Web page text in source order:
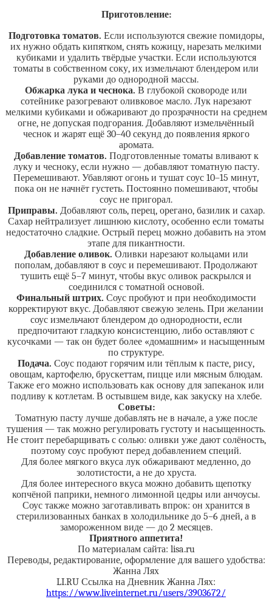
Приготовление:
Подготовка томатов. Если используются свежие помидоры,
их нужно обдать кипятком, снять кожицу, нарезать мелкими
кубиками и удалить твёрдые участки. Если используются
томаты в собственном соку, их измельчают блендером или
руками до однородной массы.
Обжарка лука и чеснока. В глубокой сковороде или
сотейнике разогревают оливковое масло. Лук нарезают
мелкими кубиками и обжаривают до прозрачности на среднем
огне, не допуская подгорания. Добавляют измельчённый
чеснок и жарят ещё 30–40 секунд до появления яркого
аромата.
Добавление томатов. Подготовленные томаты вливают к
луку и чесноку, если нужно — добавляют томатную пасту.
Перемешивают. Убавляют огонь и тушат соус 10–15 минут,
пока он не начнёт густеть. Постоянно помешивают, чтобы
соус не пригорал.
Приправы. Добавляют соль, перец, орегано, базилик и сахар.
Сахар нейтрализует лишнюю кислоту, особенно если томаты
недостаточно сладкие. Острый перец можно добавить на этом
этапе для пикантности.
Добавление оливок. Оливки нарезают кольцами или
пополам, добавляют в соус и перемешивают. Продолжают
тушить ещё 5–7 минут, чтобы вкус оливок раскрылся и
соединился с томатной основой.
Финальный штрих. Соус пробуют и при необходимости
корректируют вкус. Добавляют свежую зелень. При желании
соус измельчают блендером до однородности, если
предпочитают гладкую консистенцию, либо оставляют с
кусочками — так он будет более «домашним» и насыщенным
по структуре.
Подача. Соус подают горячим или тёплым к пасте, рису,
овощам, картофелю, брускеттам, пицце или мясным блюдам.
Также его можно использовать как основу для запеканок или
подливу к котлетам. В остывшем виде, как закуску на хлебе.
Советы:
Томатную пасту лучше добавлять не в начале, а уже после
тушения — так можно регулировать густоту и насыщенность.
Не стоит перебарщивать с солью: оливки уже дают солёность,
поэтому соус пробуют перед добавлением специй.
Для более мягкого вкуса лук обжаривают медленно, до
золотистости, а не до хруста.
Для более интересного вкуса можно добавить щепотку
копчёной паприки, немного лимонной цедры или анчоусы.
Соус также можно заготавливать впрок: он хранится в
стерилизованных банках в холодильнике до 5–6 дней, а в
замороженном виде — до 2 месяцев.
Приятного аппетита!
По материалам сайта: lisa.ru
Переводы, редактирование, оформление для вашего удобства:
Жанна Лях
LI.RU Ссылка на Дневник Жанна Лях:
https://www.liveinternet.ru/users/3903672/